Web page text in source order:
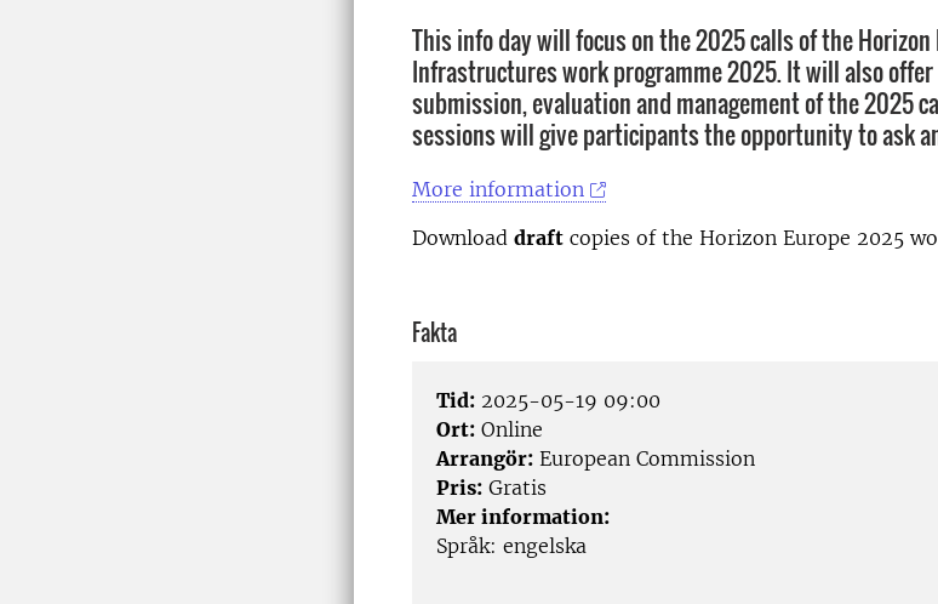
This info day will focus on the 2025 calls of the Horizon
Infrastructures work programme 2025. It will also
submission, evaluation and management of the 2025
sessions will give participants the opportunity to ask
More information
Download draft copies of the Horizon Europe 2025
Fakta
Tid: 2025-05-19 09:00
Ort: Online
Arrangör: European Commission
Pris: Gratis
Mer information:
Språk: engelska